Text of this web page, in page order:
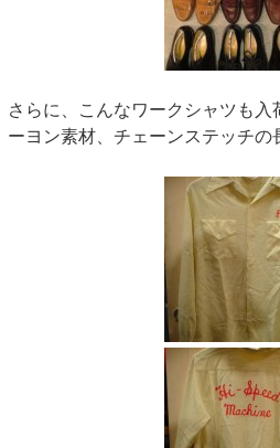
さらに、こんなワークシャツも入
ーヨン素材、チェーンステッチの